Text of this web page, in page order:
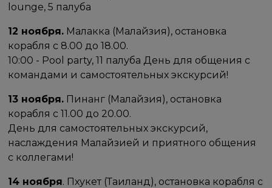
lounge, 5 палуба
12 ноября. Малакка (Малайзия), остановка
корабля с 8.00 до 18.00.
10:00 - Pool party, 11 палуба День для общения с
командами и самостоятельных экскурсий!
13 ноября. Пинанг (Малайзия), остановка
корабля с 11.00 до 20.00.
День для самостоятельных экскурсий,
наслаждения Малайзией и приятного общения
с коллегами!
14 ноября. Пхукет (Таиланд), остановка корабля с